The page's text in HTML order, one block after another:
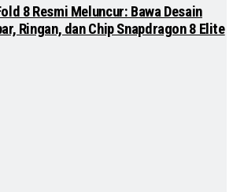
8 Resmi Meluncur: Bawa Desain
Ringan, dan Chip Snapdragon 8 Elite